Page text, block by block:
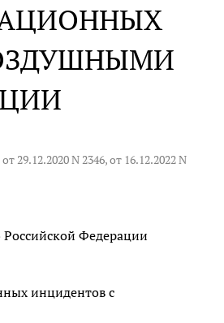
от 29.12.2020 N 2346, от 16.12.2022 N
Российской Федерации
инцидентов с